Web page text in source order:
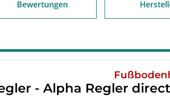
Bewertungen
- Alpha Regler